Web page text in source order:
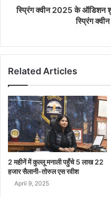
स्प्रिंग क्वीन 2025 के ऑडिशन
स्प्रिंग क्वीन
Related Articles
2 महीनें में कुल्लू मनाली पहुँचे 5 लाख 22
हजार सैलानी-तोरुल एस रवीश
April 9, 2025